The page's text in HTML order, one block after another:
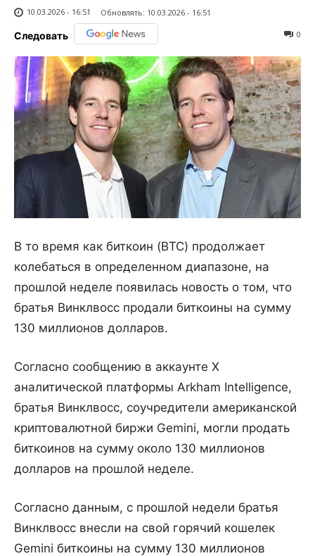
10.03.2026 - 16:51
Обновлять: 10.03.2026 - 16:51
Следовать 0
В то время как биткоин (BTC) продолжает
колебаться в определенном диапазоне, на
прошлой неделе появилась новость о том, что
братья Винклвосс продали биткоины на сумму
130 миллионов долларов.
Согласно сообщению в аккаунте X
аналитической платформы Arkham Intelligence,
братья Винклвосс, соучредители американской
криптовалютной биржи Gemini, могли продать
биткоинов на сумму около 130 миллионов
долларов на прошлой неделе.
Согласно данным, с прошлой недели братья
Винклвосс внесли на свой горячий кошелек
Gemini биткоины на сумму 130 миллионов